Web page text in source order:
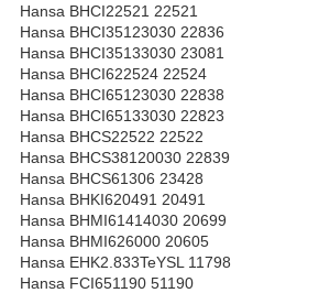
Hansa BHCI22521 22521
Hansa BHCI35123030 22836
Hansa BHCI35133030 23081
Hansa BHCI622524 22524
Hansa BHCI65123030 22838
Hansa BHCI65133030 22823
Hansa BHCS22522 22522
Hansa BHCS38120030 22839
Hansa BHCS61306 23428
Hansa BHKI620491 20491
Hansa BHMI61414030 20699
Hansa BHMI626000 20605
Hansa EHK2.833TeYSL 11798
Hansa FCI651190 51190